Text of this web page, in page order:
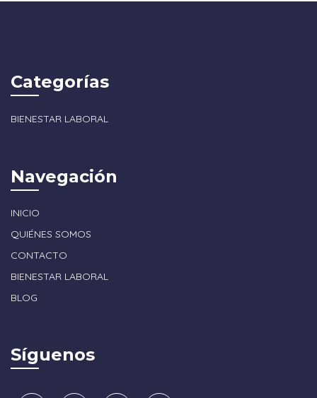
Categorías
BIENESTAR LABORAL
Navegación
INICIO
QUIÉNES SOMOS
CONTACTO
BIENESTAR LABORAL
BLOG
Síguenos